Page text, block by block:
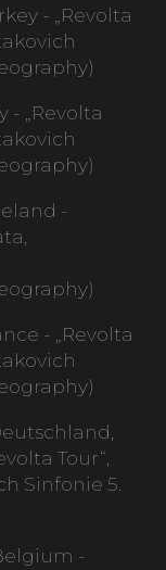
- „Revolta
- „Revolta
-
- „Revolta
Tour“,
Sinfonie 5.
-